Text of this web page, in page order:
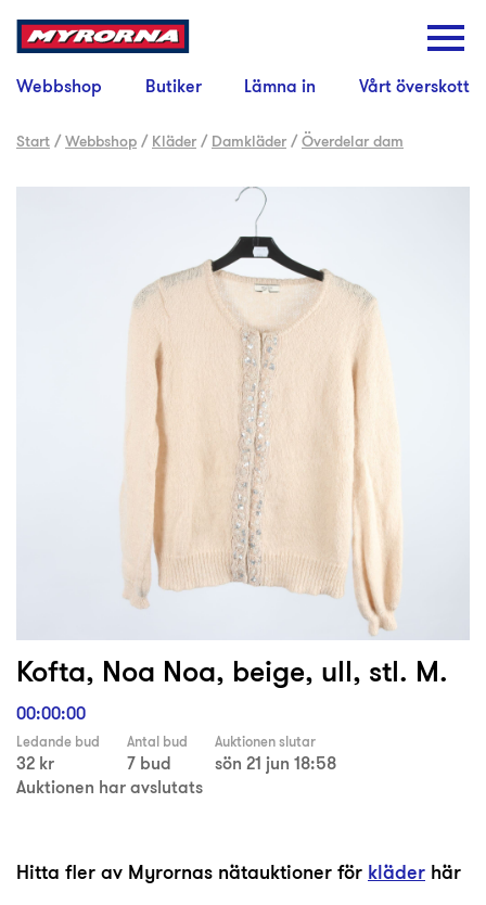
Webbshop Butiker Lämna in Vårt överskott
Start /Webbshop / Kläder / Damkläder /Överdelar dam
Kofta, Noa Noa, beige, ull, stl. M.
00:00:00
Ledande bud
32 kr
Antal bud
7 bud
Auktionen slutar
sön 21 jun 18:58
Auktionen har avslutats
Hitta fler av Myrornas nätauktioner för kläder här